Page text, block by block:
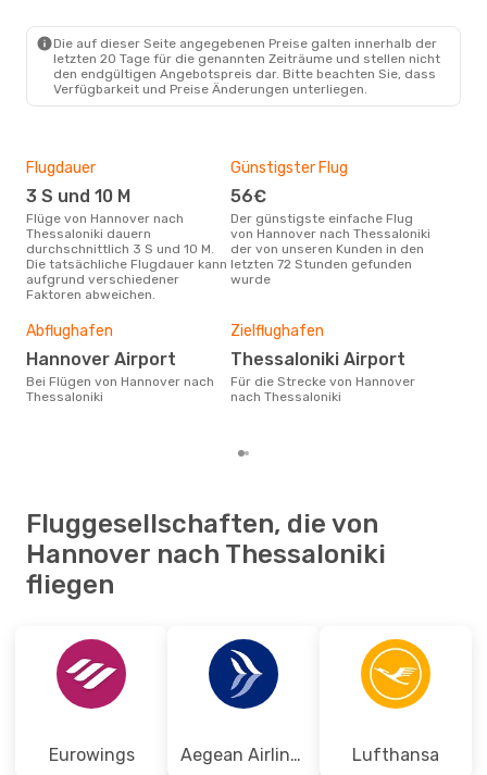
1 Zwischenstopp
SKG- HAJ
Die auf dieser Seite angegebenen Preise galten innerhalb der
letzten 20 Tage für die genannten Zeiträume und stellen nicht
den endgültigen Angebotspreis dar. Bitte beachten Sie, dass
Verfügbarkeit und Preise Änderungen unterliegen.
Flugdauer
3 S und 10 M
Flüge von Hannover nach
Thessaloniki dauern
durchschnittlich 3 S und 10 M.
Die tatsächliche Flugdauer kann
aufgrund verschiedener
Faktoren abweichen.
Günstigster Flug
56€
Der günstigste einfache Flug
von Hannover nach Thessaloniki
der von unseren Kunden in den
letzten 72 Stunden gefunden
wurde
Abflughafen
Hannover Airport
Bei Flügen von Hannover nach
Thessaloniki
Zielflughafen
Thessaloniki Airport
Für die Strecke von Hannover
nach Thessaloniki
Fluggesellschaften, die von
Hannover nach Thessaloniki
fliegen
Eurowings Aegean Airlines Lufthansa